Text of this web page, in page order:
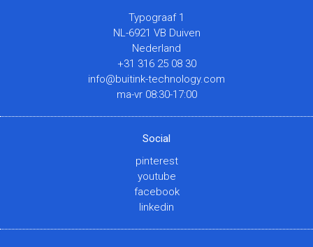
Typograaf 1
NL-6921 VB Duiven
Nederland
+31 316 25 08 30
info@buitink-technology.com
ma-vr 08:30-17:00
Social
pinterest
youtube
facebook
linkedin